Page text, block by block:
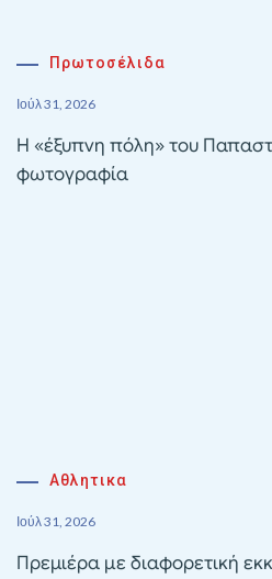
Πρωτοσέλιδα
Ιούλ 31, 2026
Η «έξυπνη πόλη» του
φωτογραφία
Αθλητικα
Ιούλ 31, 2026
Πρεμιέρα με διαφορετική